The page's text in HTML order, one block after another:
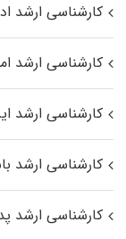
کارشناسی ارشد
کارشناسی ارشد
کارشناسی ارشد
کارشناسی ارشد
کارشناسی ارشد